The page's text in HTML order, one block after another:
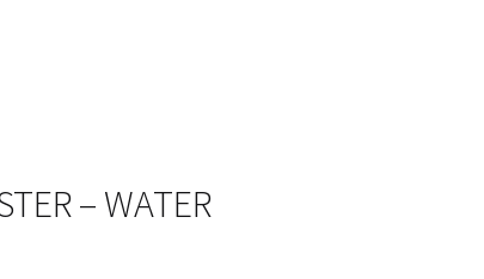
– WATER